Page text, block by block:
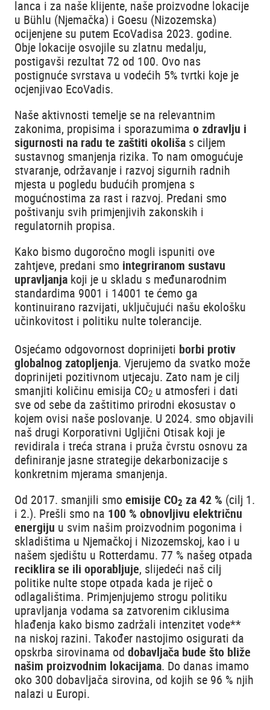
lanca i za naše klijente, naše proizvodne lokacije
u Bühlu (Njemačka) i Goesu (Nizozemska)
ocijenjene su putem EcoVadisa 2023. godine.
Obje lokacije osvojile su zlatnu medalju,
postigavši rezultat 72 od 100. Ovo nas
postignuće svrstava u vodećih 5% tvrtki koje je
ocjenjivao EcoVadis.
Naše aktivnosti temelje se na relevantnim
zakonima, propisima i sporazumima o zdravlju i
sigurnosti na radu te zaštiti okoliša s ciljem
sustavnog smanjenja rizika. To nam omogućuje
stvaranje, održavanje i razvoj sigurnih radnih
mjesta u pogledu budućih promjena s
mogućnostima za rast i razvoj. Predani smo
poštivanju svih primjenjivih zakonskih i
regulatornih propisa.
Kako bismo dugoročno mogli ispuniti ove
zahtjeve, predani smo integriranom sustavu
upravljanja koji je u skladu s međunarodnim
standardima 9001 i 14001 te ćemo ga
kontinuirano razvijati, uključujući našu ekološku
učinkovitost i politiku nulte tolerancije.
Osjećamo odgovornost doprinijeti borbi protiv
globalnog zatopljenja. Vjerujemo da svatko može
doprinijeti pozitivnom utjecaju. Zato nam je cilj
smanjiti količinu emisija CO2 u atmosferi i dati
sve od sebe da zaštitimo prirodni ekosustav o
kojem ovisi naše poslovanje. U 2024. smo objavili
naš drugi Korporativni Ugljični Otisak koji je
revidirala i treća strana i pruža čvrstu osnovu za
definiranje jasne strategije dekarbonizacije s
konkretnim mjerama smanjenja.
Od 2017. smanjili smo emisije CO2 za 42 % (cilj 1.
i 2.). Prešli smo na 100 % obnovljivu električnu
energiju u svim našim proizvodnim pogonima i
skladištima u Njemačkoj i Nizozemskoj, kao i u
našem sjedištu u Rotterdamu. 77 % našeg otpada
reciklira se ili oporabljuje, slijedeći naš cilj
politike nulte stope otpada kada je riječ o
odlagalištima. Primjenjujemo strogu politiku
upravljanja vodama sa zatvorenim ciklusima
hlađenja kako bismo zadržali intenzitet vode**
na niskoj razini. Također nastojimo osigurati da
opskrba sirovinama od dobavljača bude što bliže
našim proizvodnim lokacijama. Do danas imamo
oko 300 dobavljača sirovina, od kojih se 96 % njih
nalazi u Europi.